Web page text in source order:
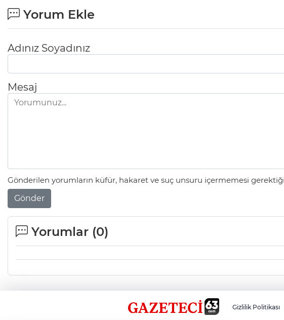
Yorum Ekle
Adınız Soyadınız
Mesaj
Gönderilen yorumların küfür, hakaret ve suç unsuru içermemesi
Gönder
Yorumlar (0)
Gizlilik Politikası